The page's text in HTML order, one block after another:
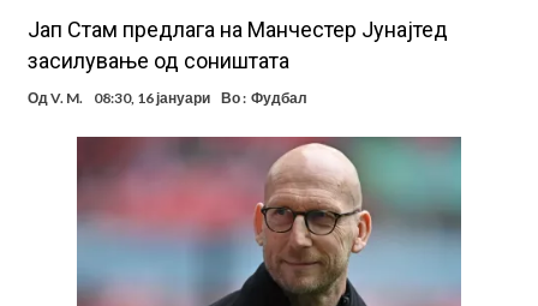
Јап Стам предлага на Манчестер Јунајтед
засилување од соништата
ОдV. M. 08:30, 16 јануари Во : Фудбал